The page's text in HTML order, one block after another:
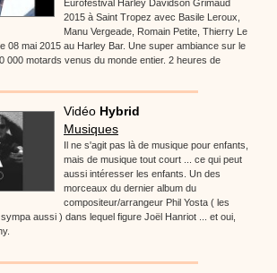
Eurofestival Harley Davidson Grimaud
2015 à Saint Tropez avec Basile Leroux,
Manu Vergeade, Romain Petite, Thierry Le
08 mai 2015 au Harley Bar. Une super ambiance sur le
000 motards venus du monde entier. 2 heures de
Vidéo Hybrid
Musiques
Il ne s'agit pas là de musique pour enfants,
mais de musique tout court ... ce qui peut
aussi intéresser les enfants. Un des
morceaux du dernier album du
compositeur/arrangeur Phil Yosta ( les
aussi ) dans lequel figure Joël Hanriot ... et oui,